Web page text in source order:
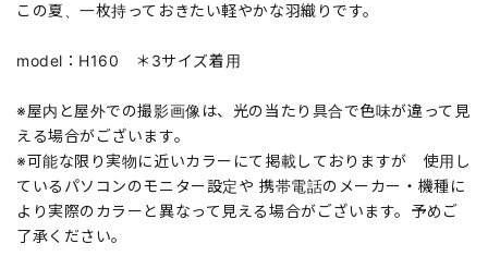
この夏、一枚持っておきたい軽やかな羽織りです。
model：H160 ＊3サイズ着用
※屋内と屋外での撮影画像は、光の当たり具合で色味が違って見
える場合がございます。
※可能な限り実物に近いカラーにて掲載しておりますが 使用し
ているパソコンのモニター設定や 携帯電話のメーカー・機種に
より実際のカラーと異なって見える場合がございます。予めご
了承ください。